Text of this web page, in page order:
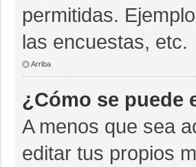
permitidas.
las encuestas, etc.
Arriba
¿Cómo se puede
A menos que sea
editar tus propios